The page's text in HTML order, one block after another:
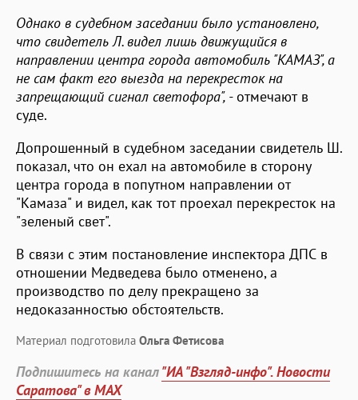
Однако в судебном заседании было установлено,
что свидетель Л. видел лишь движущийся в
направлении центра города автомобиль "КАМАЗ", а
не сам факт его выезда на перекресток на
запрещающий сигнал светофора", -отмечают в
суде.
Допрошенный в судебном заседании свидетель Ш.
показал, что он ехал на автомобиле в сторону
центра города в попутном направлении от
"Камаза" и видел, как тот проехал перекресток на
"зеленый свет".
В связи с этим постановление инспектора ДПС в
отношении Медведева было отменено, а
производство по делу прекращено за
недоказанностью обстоятельств.
Материал подготовила Ольга Фетисова
Подпишитесь на канал"ИА "Взгляд-инфо". Новости
Саратова" в MAX